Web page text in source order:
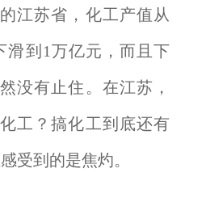
江苏省，化工产值从
滑到1万亿元，而且下
没有止住。在江苏，
工？搞化工到底还有
受到的是焦灼。